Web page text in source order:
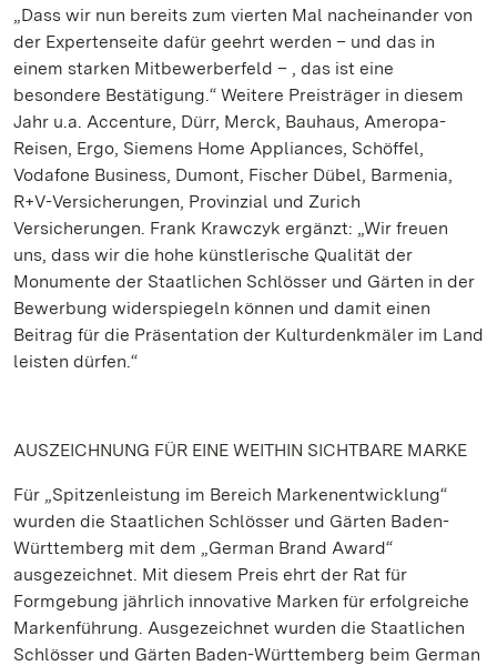
„Dass wir nun bereits zum vierten Mal nacheinander von
der Expertenseite dafür geehrt werden – und das in
einem starken Mitbewerberfeld – , das ist eine
besondere Bestätigung.“ Weitere Preisträger in diesem
Jahr u.a. Accenture, Dürr, Merck, Bauhaus, Ameropa-
Reisen, Ergo, Siemens Home Appliances, Schöffel,
Vodafone Business, Dumont, Fischer Dübel, Barmenia,
R+V-Versicherungen, Provinzial und Zurich
Versicherungen. Frank Krawczyk ergänzt: „Wir freuen
uns, dass wir die hohe künstlerische Qualität der
Monumente der Staatlichen Schlösser und Gärten in der
Bewerbung widerspiegeln können und damit einen
Beitrag für die Präsentation der Kulturdenkmäler im Land
leisten dürfen.“
AUSZEICHNUNG FÜR EINE WEITHIN SICHTBARE MARKE
Für „Spitzenleistung im Bereich Markenentwicklung“
wurden die Staatlichen Schlösser und Gärten Baden-
Württemberg mit dem „German Brand Award“
ausgezeichnet. Mit diesem Preis ehrt der Rat für
Formgebung jährlich innovative Marken für erfolgreiche
Markenführung. Ausgezeichnet wurden die Staatlichen
Schlösser und Gärten Baden-Württemberg beim German